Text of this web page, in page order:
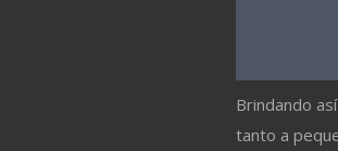
Brindando
tanto a